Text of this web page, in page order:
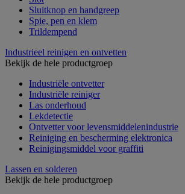
Sluitknop en handgreep
Spie, pen en klem
Trildempend
Industrieel reinigen en ontvetten
Bekijk de hele productgroep
Industriële ontvetter
Industriële reiniger
Las onderhoud
Lekdetectie
Ontvetter voor levensmiddelenindustrie
Reiniging en bescherming elektronica
Reinigingsmiddel voor graffiti
Lassen en solderen
Bekijk de hele productgroep